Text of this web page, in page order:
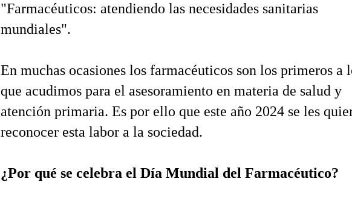
"Farmacéuticos: atendiendo las necesidades sanitarias
mundiales".
En muchas ocasiones los farmacéuticos son los primeros a
que acudimos para el asesoramiento en materia de salud y
atención primaria. Es por ello que este año 2024 se les
reconocer esta labor a la sociedad.
¿Por qué se celebra el Día Mundial del Farmacéutico?